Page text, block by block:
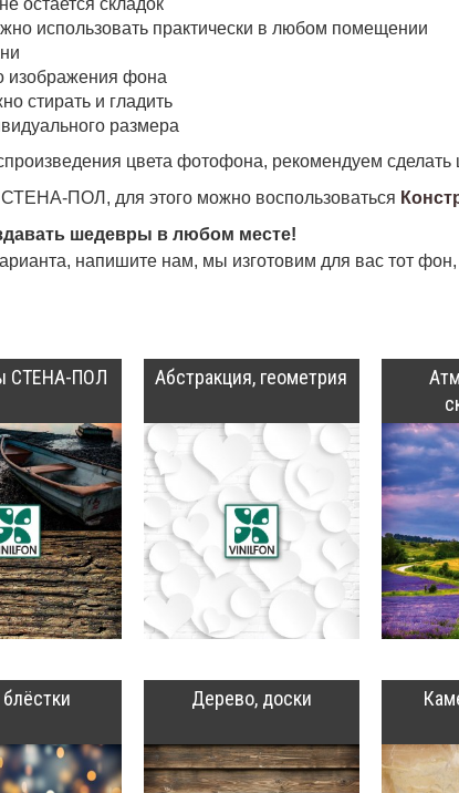
использовать практически в любом помещении
изображения фона
стирать и гладить
размера
цвета фотофона, рекомендуем сделать
ПОЛ, для этого можно воспользоваться
шедевры в любом месте!
напишите нам, мы изготовим для вас тот
СТЕНА-ПОЛ Абстракция, геометрия
Дерево, доски